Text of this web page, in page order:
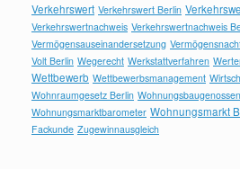
Verkehrswert Verkehrswert Berlin
Verkehrswertnachweis Verkehrswertnachweis
Vermögensauseinandersetzung
Volt Berlin Wegerecht Werkstattverfahren
Wettbewerb Wettbewerbsmanagement
Wohnraumgesetz Berlin
Wohnungsmarktbarometer Wohnungsmarkt
Fackunde Zugewinnausgleich